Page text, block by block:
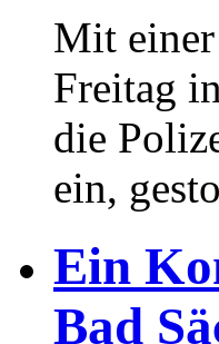
Mit einer
Freitag
die
ein,
Ein
Bad